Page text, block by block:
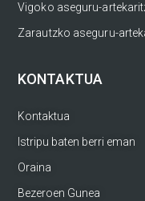
Vigoko aseguru-
Zarautzko aseguru-
KONTAKTUA
Kontaktua
Istripu baten berri eman
Oraina
Bezeroen Gunea